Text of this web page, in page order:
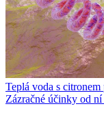
Teplá voda s
Zázračné účinky od ní